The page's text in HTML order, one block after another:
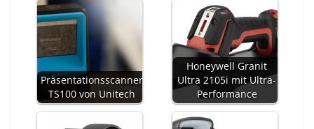
Präsentationsscanner
TS100 von Unitech
Honeywell Granit
Ultra 2105i mit Ultra-
Performance